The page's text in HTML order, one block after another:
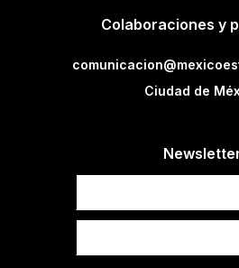
Colaboraciones y
Ciudad de